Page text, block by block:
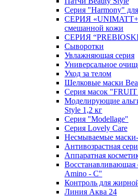
Серия "Harmony"
СЕРИЯ
смешанной кожи
СЕРИЯ
Сыворотки
Увлажняющая серия
Универсальное
Уход за телом
Шелковые маски
Серия масок
Моделирующие
Style 1,2 кг
Серия "Modellage"
Cерия Lovely Care
Несмываемые
Антивозрастная
Аппаратная
Восстанавливающая
Amino - C"
Контроль для
Линия Аква 24